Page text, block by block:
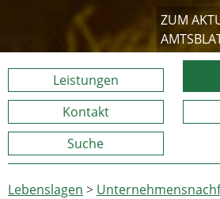
ZUM
Leistungen
Kontakt
Suche
Lebenslagen >